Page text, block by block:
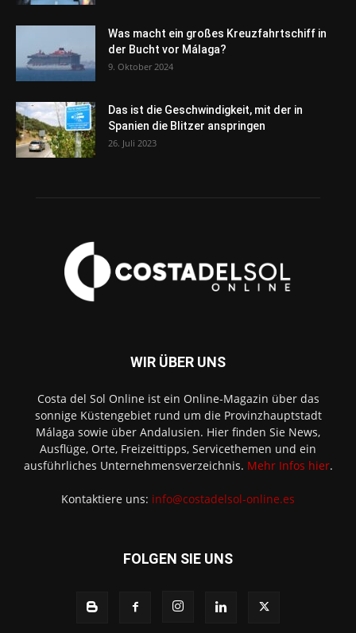
Was macht ein großes Kreuzfahrtschiff in
der Bucht vor Málaga?
9. Oktober 2024
Das ist die Geschwindigkeit, mit der in
Spanien die Blitzer anspringen
26. Juli 2023
WIR ÜBER UNS
Costa del Sol Online ist ein Online-Magazin über das
sonnige Küstengebiet rund um die Provinzhauptstadt
Málaga sowie über Andalusien. Hier finden Sie News,
Ausflüge, Orte, Freizeittipps, Servicethemen und ein
ausführliches Unternehmensverzeichnis. Mehr Infos hier.
Kontaktiere uns: info@costadelsol-online.es
FOLGEN SIE UNS